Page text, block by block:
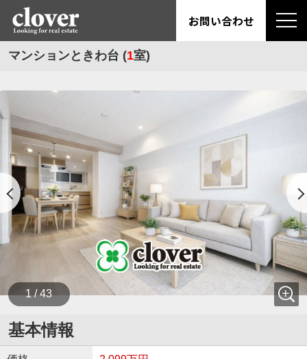
お問い合わせ
マンションときわ台 (1室)
1 / 43
基本情報